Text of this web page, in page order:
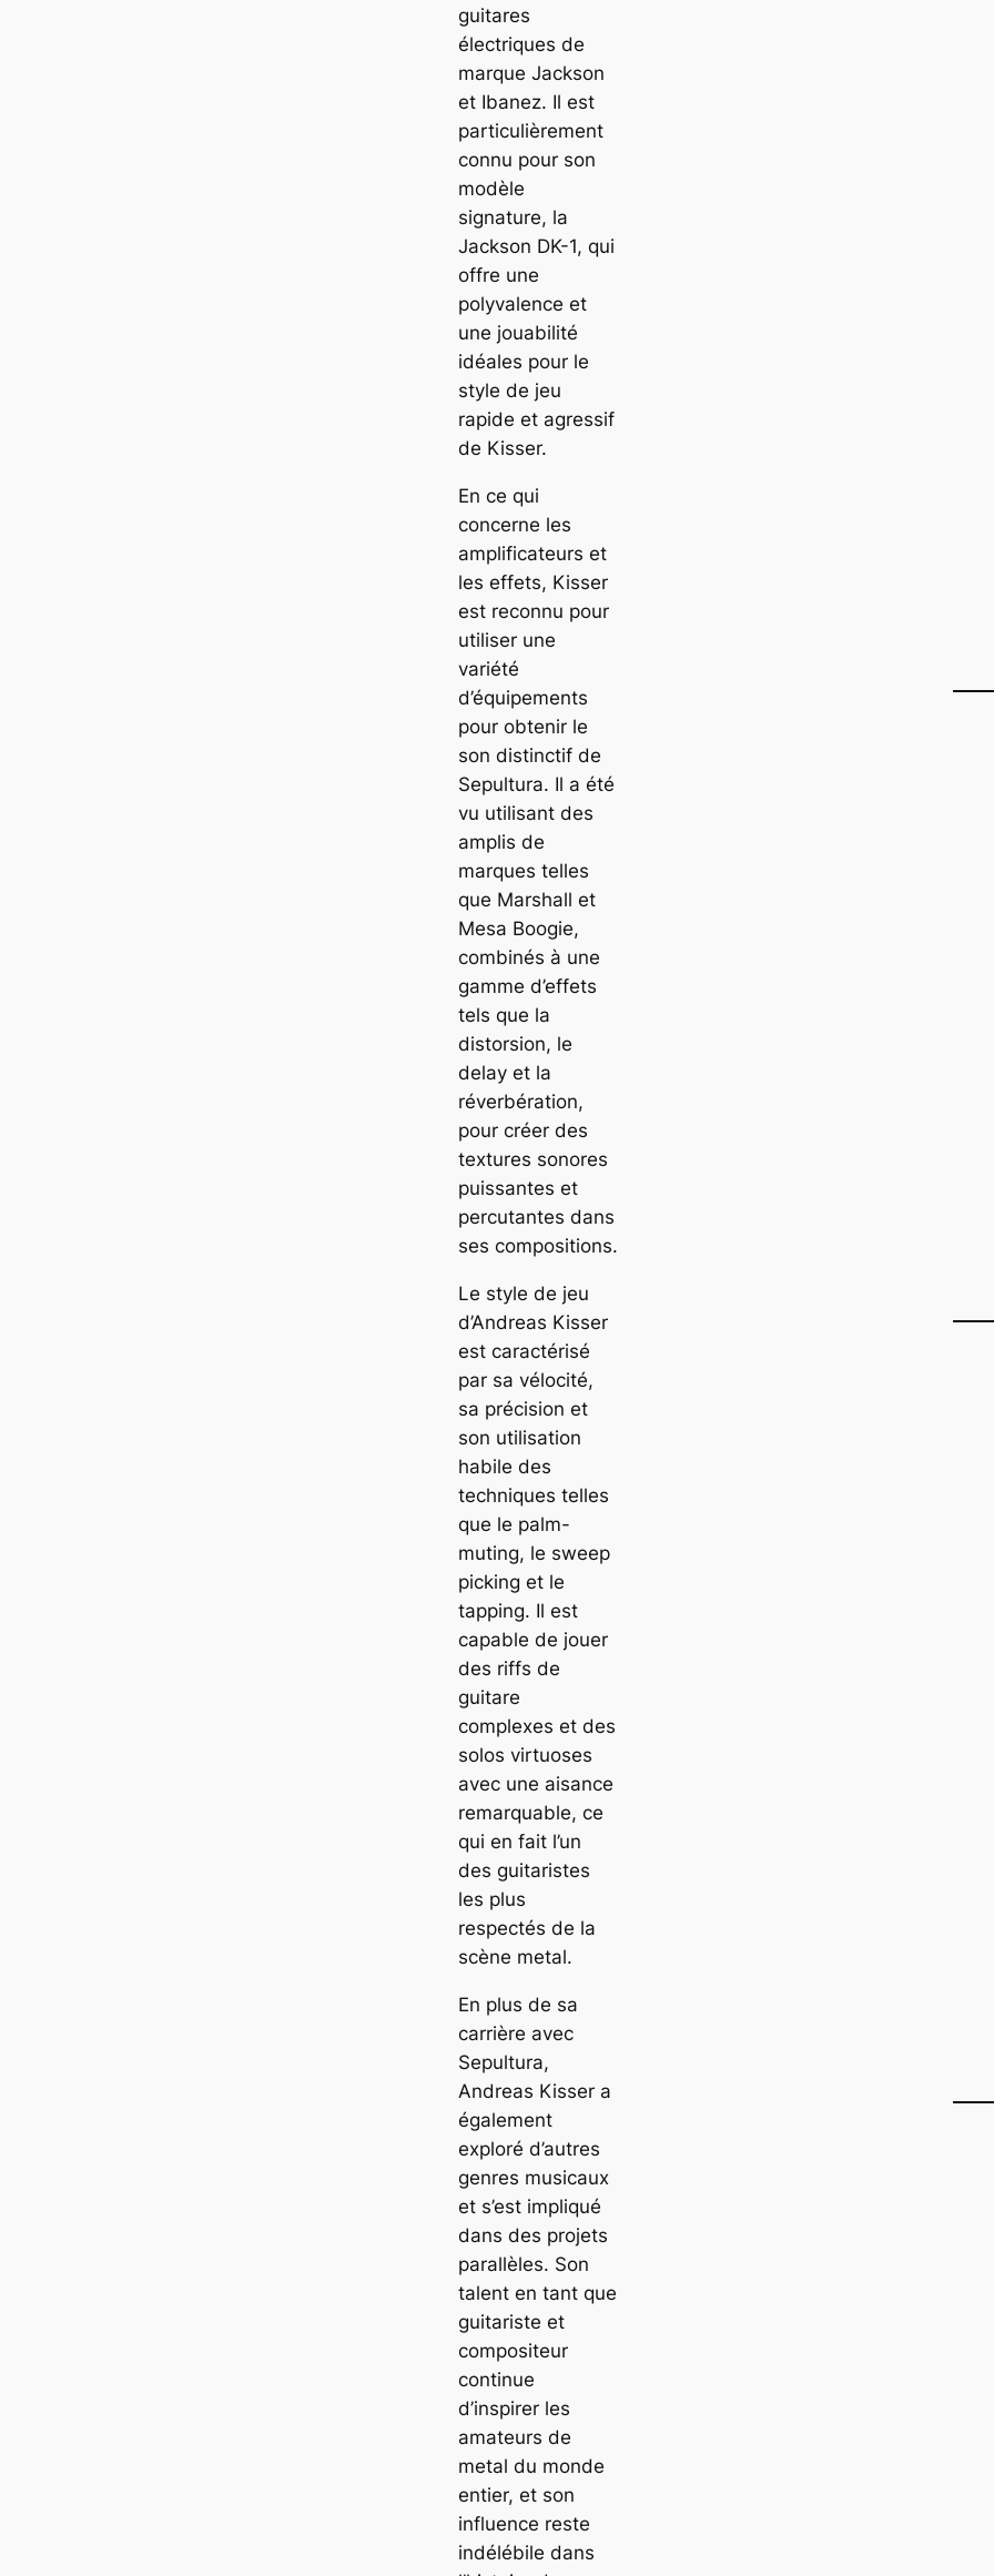
guitares
électriques de
marque Jackson
et Ibanez. Il est
particulièrement
connu pour son
modèle
signature, la
Jackson DK-1, qui
offre une
polyvalence et
une jouabilité
idéales pour le
style de jeu
rapide et agressif
de Kisser.
En ce qui
concerne les
amplificateurs et
les effets, Kisser
est reconnu pour
utiliser une
variété
d’équipements
pour obtenir le
son distinctif de
Sepultura. Il a été
vu utilisant des
amplis de
marques telles
que Marshall et
Mesa Boogie,
combinés à une
gamme d’effets
tels que la
distorsion, le
delay et la
réverbération,
pour créer des
textures sonores
puissantes et
percutantes dans
ses compositions.
Le style de jeu
d’Andreas Kisser
est caractérisé
par sa vélocité,
sa précision et
son utilisation
habile des
techniques telles
que le palm-
muting, le sweep
picking et le
tapping. Il est
capable de jouer
des riffs de
guitare
complexes et des
solos virtuoses
avec une aisance
remarquable, ce
qui en fait l’un
des guitaristes
les plus
respectés de la
scène metal.
En plus de sa
carrière avec
Sepultura,
Andreas Kisser a
également
exploré d’autres
genres musicaux
et s’est impliqué
dans des projets
parallèles. Son
talent en tant que
guitariste et
compositeur
continue
d’inspirer les
amateurs de
metal du monde
entier, et son
influence reste
indélébile dans